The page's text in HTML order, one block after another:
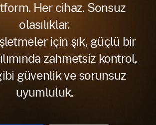
Her cihaz. Sonsuz
olasılıklar.
için şık, güçlü bir
zahmetsiz kontrol,
güvenlik ve sorunsuz
uyumluluk.